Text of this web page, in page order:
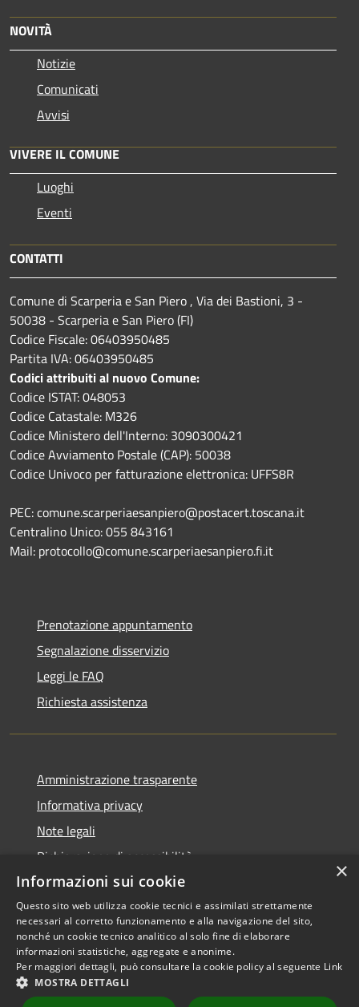
NOVITÀ
Notizie
Comunicati
Avvisi
VIVERE IL COMUNE
Luoghi
Eventi
CONTATTI
Comune di Scarperia e San Piero , Via dei Bastioni, 3 -
50038 - Scarperia e San Piero (FI)
Codice Fiscale: 06403950485
Partita IVA: 06403950485
Codici attribuiti al nuovo Comune:
Codice ISTAT: 048053
Codice Catastale: M326
Codice Ministero dell'Interno: 3090300421
Codice Avviamento Postale (CAP): 50038
Codice Univoco per fatturazione elettronica: UFFS8R
PEC: comune.scarperiaesanpiero@postacert.toscana.it
Centralino Unico: 055 843161
Mail: protocollo@comune.scarperiaesanpiero.fi.it
Prenotazione appuntamento
Segnalazione disservizio
Leggi le FAQ
Richiesta assistenza
Amministrazione trasparente
Informativa privacy
Note legali
Dichiarazione di accessibilità
RSS
Accessibilità
Privacy
Cookie
Copyright © 2026 • Comune di
Scarperia e San Piero •
Powered byMunicipium
Accesso redazione
×
Informazioni sui cookie
Questo sito web utilizza cookie tecnici e assimilati strettamente
necessari al corretto funzionamento e alla navigazione del sito,
nonché un cookie tecnico analitico al solo fine di elaborare
informazioni statistiche, aggregate e anonime.
Per maggiori dettagli, può consultare la cookie policy al seguente Link
MOSTRA DETTAGLI